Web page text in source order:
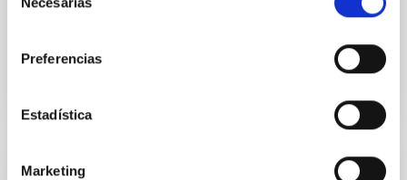
Preferencias
Estadística
Marketing